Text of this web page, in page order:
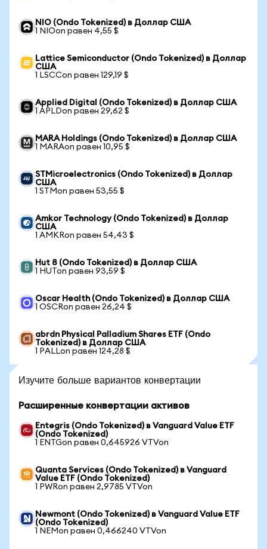
NIO (Ondo Tokenized) в Доллар США
1 NIOon равен 4,55 $
Lattice Semiconductor (Ondo Tokenized) в Доллар
США
1 LSCCon равен 129,19 $
Applied Digital (Ondo Tokenized) в Доллар США
1 APLDon равен 29,62 $
MARA Holdings (Ondo Tokenized) в Доллар США
1 MARAon равен 10,95 $
STMicroelectronics (Ondo Tokenized) в Доллар
США
1 STMon равен 53,55 $
Amkor Technology (Ondo Tokenized) в Доллар
США
1 AMKRon равен 54,43 $
Hut 8 (Ondo Tokenized) в Доллар США
1 HUTon равен 93,59 $
Oscar Health (Ondo Tokenized) в Доллар США
1 OSCRon равен 26,24 $
abrdn Physical Palladium Shares ETF (Ondo
Tokenized) в Доллар США
1 PALLon равен 124,28 $
Изучите больше вариантов конвертации
Расширенные конвертации активов
Entegris (Ondo Tokenized) в Vanguard Value ETF
(Ondo Tokenized)
1 ENTGon равен 0,645926 VTVon
Quanta Services (Ondo Tokenized) в Vanguard
Value ETF (Ondo Tokenized)
1 PWRon равен 2,9785 VTVon
Newmont (Ondo Tokenized) в Vanguard Value ETF
(Ondo Tokenized)
1 NEMon равен 0,466240 VTVon